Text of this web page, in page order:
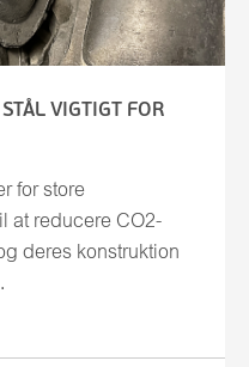
VIGTIGT FOR
for store
at reducere CO2-
deres konstruktion